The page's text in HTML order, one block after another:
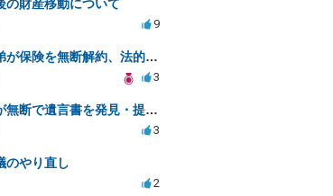
の財産移動について
9
遺産相続で弟が保険を無断解約、法的問題は？
3
故人の義兄が無断で遺言書を発見・提出、法的対処法は？
3
のやり直し
2